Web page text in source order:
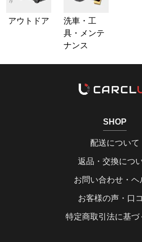
アウトドア
洗車・工
具・メンテ
ナンス
SHOP
配送について
返品・交換につ
お問い合わせ・ヘ
お客様の声・口
特定商取引法に基づ